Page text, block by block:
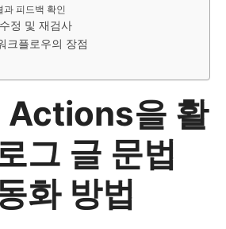
과 피드백 확인
정 및 재검사
크플로우의 장점
을 활
그 글 문법
화 방법